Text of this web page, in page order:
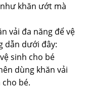
khăn ướt mà
vải đa năng để vệ
dẫn dưới đây:
sinh cho bé
dùng khăn vải
bé.